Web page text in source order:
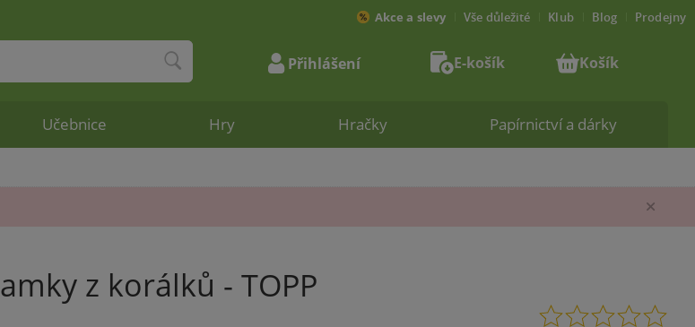
z korálků - TOPP
Učebnice Hry Hračky Papírnictví a dárky
Akce a slevy Vše důležité Klub Blog Prodejny
Přihlášení E-košík Košík